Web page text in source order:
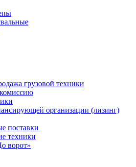
грузовой техники
организации (лизинг)
поставки
техники
ворот»